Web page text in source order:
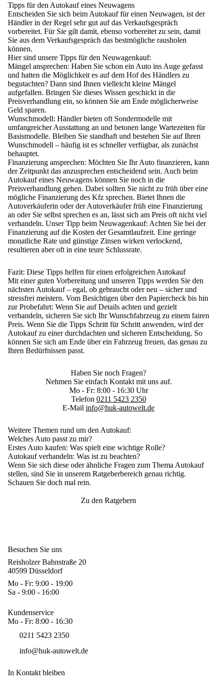
Tipps für den Autokauf eines Neuwagens
Entscheiden Sie sich beim Autokauf für einen Neuwagen, ist der
Händler in der Regel sehr gut auf das Verkaufsgespräch
vorbereitet. Für Sie gilt damit, ebenso vorbereitet zu sein, damit
Sie aus dem Verkaufsgespräch das bestmögliche rausholen
können.
Hier sind unsere Tipps für den Neuwagenkauf:
Mängel ansprechen: Haben Sie schon ein Auto ins Auge gefasst
und hatten die Möglichkeit es auf dem Hof des Händlers zu
begutachten? Dann sind Ihnen vielleicht kleine Mängel
aufgefallen. Bringen Sie dieses Wissen geschickt in die
Preisverhandlung ein, so können Sie am Ende möglicherweise
Geld sparen.
Wunschmodell: Händler bieten oft Sondermodelle mit
umfangreicher Ausstattung an und betonen lange Wartezeiten für
Basismodelle. Bleiben Sie standhaft und bestehen Sie auf Ihren
Wunschmodell – häufig ist es schneller verfügbar, als zunächst
behauptet.
Finanzierung ansprechen: Möchten Sie Ihr Auto finanzieren, kann
der Zeitpunkt das anzusprechen entscheidend sein. Auch beim
Autokauf eines Neuwagens können Sie noch in die
Preisverhandlung gehen. Dabei sollten Sie nicht zu früh über eine
mögliche Finanzierung des Kfz sprechen. Bietet Ihnen die
Autoverkäuferin oder der Autoverkäufer früh eine Finanzierung
an oder Sie selbst sprechen es an, lässt sich am Preis oft nicht viel
verhandeln. Unser Tipp beim Neuwagenkauf: Achten Sie bei der
Finanzierung auf die Kosten der Gesamtlaufzeit. Eine geringe
monatliche Rate und günstige Zinsen wirken verlockend,
resultieren aber oft in eine teure Schlussrate.
Fazit: Diese Tipps helfen für einen erfolgreichen Autokauf
Mit einer guten Vorbereitung und unseren Tipps werden Sie den
nächsten Autokauf – egal, ob gebraucht oder neu – sicher und
stressfrei meistern. Vom Besichtigen über den Papiercheck bis hin
zur Probefahrt: Wenn Sie auf Details achten und gezielt
verhandeln, sicheren Sie sich Ihr Wunschfahrzeug zu einem fairen
Preis. Wenn Sie die Tipps Schritt für Schritt anwenden, wird der
Autokauf zu einer durchdachten und sicheren Entscheidung. So
können Sie sich am Ende über ein Fahrzeug freuen, das genau zu
Ihren Bedürfnissen passt.
Haben Sie noch Fragen?
Nehmen Sie einfach Kontakt mit uns auf.
Mo - Fr: 8:00 - 16:30 Uhr
Telefon 0211 5423 2350
E-Mail info@huk-autowelt.de
Weitere Themen rund um den Autokauf:
Welches Auto passt zu mir?
Erstes Auto kaufen: Was spielt eine wichtige Rolle?
Autokauf verhandeln: Was ist zu beachten?
Wenn Sie sich diese oder ähnliche Fragen zum Thema Autokauf
stellen, sind Sie in unserem Ratgeberbereich genau richtig.
Schauen Sie doch mal rein.
Zu den Ratgebern
Besuchen Sie uns
Reisholzer Bahnstraße 20
40599 Düsseldorf
Mo - Fr: 9:00 - 19:00
Sa - 9:00 - 16:00
Kundenservice
Mo - Fr: 8:00 - 16:30
0211 5423 2350
info@huk-autowelt.de
In Kontakt bleiben